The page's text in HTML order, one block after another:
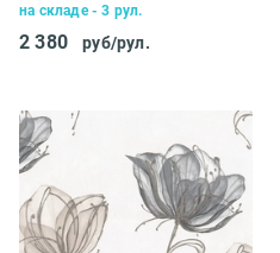
на складе - 3 рул.
2 380 руб/рул.